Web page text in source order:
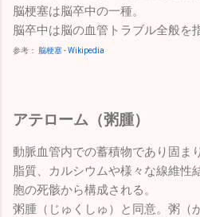
脳梗塞は脳卒中の一種。
脳卒中は脳の血管トラブル全般を
参考： 脳梗塞 - Wikipedia
アテローム（粥腫）
動脈血管内での蓄積物であり固まり
脂質、カルシウムや様々な線維性
胞の死骸から構成される。
粥腫（じゅくしゅ）と同意。粥（